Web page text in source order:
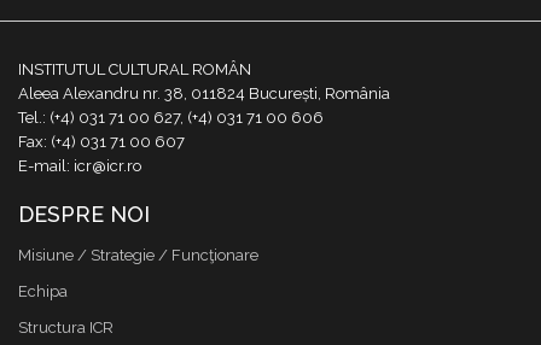
INSTITUTUL CULTURAL ROMÂN
Aleea Alexandru nr. 38, 011824 București, România
Tel.: (+4) 031 71 00 627, (+4) 031 71 00 606
Fax: (+4) 031 71 00 607
E-mail: icr@icr.ro
DESPRE NOI
Misiune / Strategie / Funcţionare
Echipa
Structura ICR